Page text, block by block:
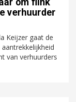
om flink
verhuurder
Keijzer gaat de
aantrekkelijkheid
van verhuurders